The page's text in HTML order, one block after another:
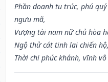
Phần doanh tu trúc, phú
ngưu mã,
Vượng tài nam nữ chủ hòa
Ngộ thử cát tinh lai chiến hộ,
Thời chi phúc khánh, vĩnh